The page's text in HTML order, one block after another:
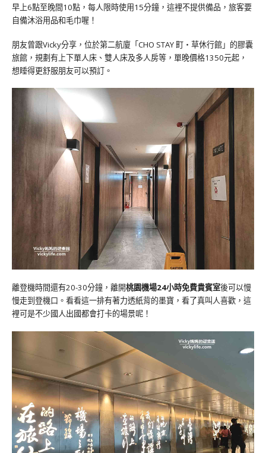
早上6點至晚間10點，每人限時使用15分鐘，這裡不提供備品，旅客要
自備沐浴用品和毛巾喔！
朋友曾跟Vicky分享，位於第二航廈「CHO STAY 町・草休行館」的膠囊
旅館，規劃有上下單人床、雙人床及多人房等，單晚價格1350元起，
想睡得更舒服朋友可以預訂。
離登機時間還有20-30分鐘，離開桃園機場24小時免費貴賓室後可以慢
慢走到登機口。看看這一排有著力透紙背的墨寶，看了真叫人喜歡，這
裡可是不少國人出國都會打卡的場景呢！